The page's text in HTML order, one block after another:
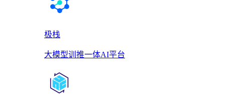
极栈
大模型训推一体AI平台